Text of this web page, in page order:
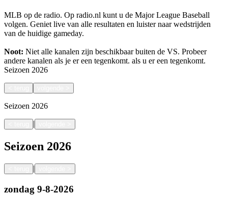
MLB op de radio. Op radio.nl kunt u de Major League Baseball
volgen. Geniet live van alle resultaten en luister naar wedstrijden
van de huidige gameday.
Noot: Niet alle kanalen zijn beschikbaar buiten de VS. Probeer
andere kanalen als je er een tegenkomt. als u er een tegenkomt.
Seizoen 2026
Seizoen 2026
|
Seizoen 2026
|
zondag 9-8-2026